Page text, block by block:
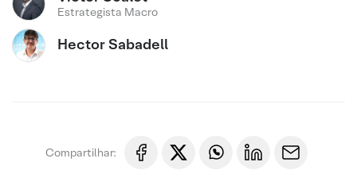
Estrategista Macro
Hector Sabadell
Compartilhar: